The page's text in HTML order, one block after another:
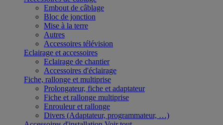
Embout de câblage
Bloc de jonction
Mise à la terre
Autres
Accessoires télévision
Eclairage et accessoires
Eclairage de chantier
Accessoires d'éclairage
Fiche, rallonge et multiprise
Prolongateur, fiche et adaptateur
Fiche et rallonge multiprise
Enrouleur et rallonge
Divers (Adaptateur, programmateur, …)